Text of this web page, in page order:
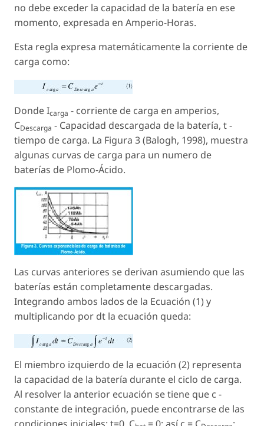
no debe exceder la capacidad de la batería en ese
momento, expresada en Amperio-Horas.
Esta regla expresa matemáticamente la corriente de
carga como:
Donde Icarga - corriente de carga en amperios,
CDescarga - Capacidad descargada de la batería, t -
tiempo de carga. La Figura 3 (Balogh, 1998), muestra
algunas curvas de carga para un numero de
baterías de Plomo-Ácido.
Las curvas anteriores se derivan asumiendo que las
baterías están completamente descargadas.
Integrando ambos lados de la Ecuación (1) y
multiplicando por dt la ecuación queda:
El miembro izquierdo de la ecuación (2) representa
la capacidad de la batería durante el ciclo de carga.
Al resolver la anterior ecuación se tiene que c -
constante de integración, puede encontrarse de las